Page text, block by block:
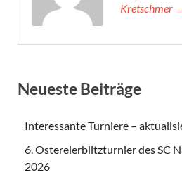
Kretschmer
Neueste Beiträge
Interessante Turniere –
6. Ostereierblitzturnier des SC
2026